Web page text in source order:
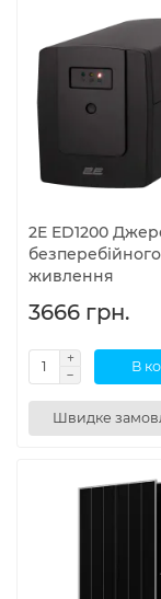
2E ED1200
безперебійного
живлення
3666 грн.
В
Швидке